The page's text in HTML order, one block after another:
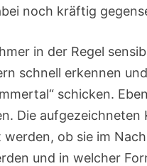
noch kräftig
in der Regel
schnell erkennen
schicken.
Die aufgezeichneten
ob sie im
und in welcher